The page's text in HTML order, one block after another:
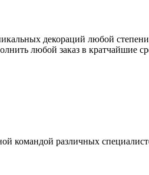
декораций любой
любой заказ в кратчайшие
командой различных